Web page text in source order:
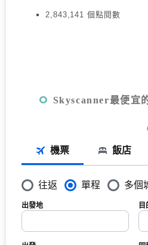
2,843,141 個點閱數
Skyscanner最便宜